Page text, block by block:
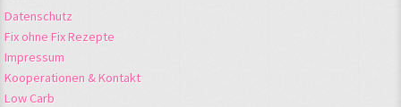
Datenschutz
Fix ohne Fix Rezepte
Impressum
Kooperationen & Kontakt
Low Carb